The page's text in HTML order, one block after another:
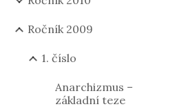
Ročník 2009
1. číslo
Anarchizmus –
základní teze